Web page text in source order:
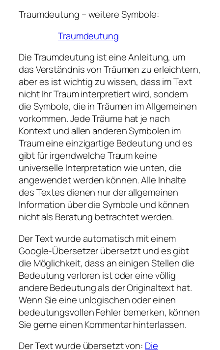
Traumdeutung – weitere Symbole:
Traumdeutung
Die Traumdeutung ist eine Anleitung, um
das Verständnis von Träumen zu erleichtern,
aber es ist wichtig zu wissen, dass im Text
nicht Ihr Traum interpretiert wird, sondern
die Symbole, die in Träumen im Allgemeinen
vorkommen. Jede Träume hat je nach
Kontext und allen anderen Symbolen im
Traum eine einzigartige Bedeutung und es
gibt für irgendwelche Traum keine
universelle Interpretation wie unten, die
angewendet werden können. Alle Inhalte
des Textes dienen nur der allgemeinen
Information über die Symbole und können
nicht als Beratung betrachtet werden.
Der Text wurde automatisch mit einem
Google-Übersetzer übersetzt und es gibt
die Möglichkeit, dass an einigen Stellen die
Bedeutung verloren ist oder eine völlig
andere Bedeutung als der Originaltext hat.
Wenn Sie eine unlogischen oder einen
bedeutungsvollen Fehler bemerken, können
Sie gerne einen Kommentar hinterlassen.
Der Text wurde übersetzt von: Die